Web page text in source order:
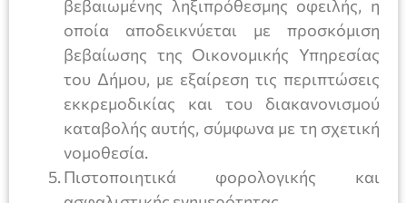
βεβαιωμένης ληξιπρόθεσμης οφειλής, η
οποία αποδεικνύεται με προσκόμιση
βεβαίωσης της Οικονομικής Υπηρεσίας
του Δήμου, με εξαίρεση τις περιπτώσεις
εκκρεμοδικίας και του διακανονισμού
καταβολής αυτής, σύμφωνα με τη σχετική
νομοθεσία.
Πιστοποιητικά φορολογικής και